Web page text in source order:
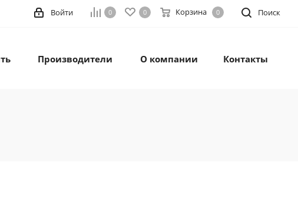
Поиск
0 0 Корзина 0
Войти
Производители О компании Контакты